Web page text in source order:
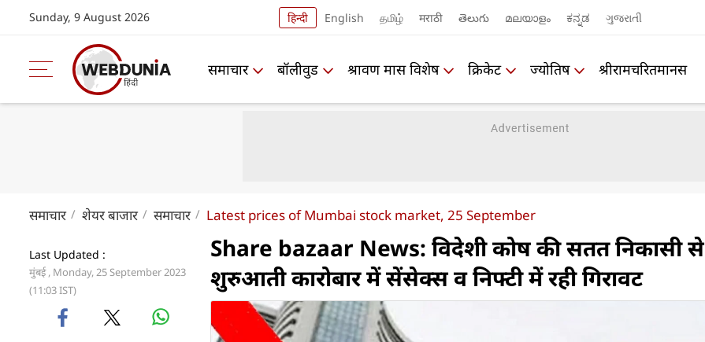
Sunday, 9 August 2026 हिन्दी English தமிழ் मराठी తెలుగు മലയാളം ಕನ್ನಡ ગુજરાતી
समाचार बॉलीवुड श्रावण मास विशेष क्रिकेट ज्योतिष श्रीरामचरितमानस
समाचार शेयर बाजार समाचार Latest prices of Mumbai stock market, 25 September
Last Updated :
मुंबई , Monday, 25 September 2023
(11:03 IST)
Share bazaar News: विदेशी कोष की सतत निकासी से
शुरुआती कारोबार में सेंसेक्स व‍ निफ्टी में रही गिरावट